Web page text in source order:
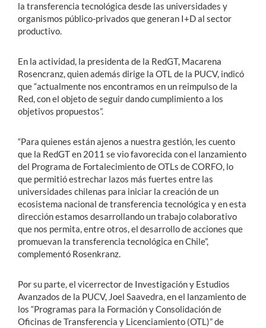
la transferencia tecnológica desde las universidades y
organismos público-privados que generan I+D al sector
productivo.
En la actividad, la presidenta de la RedGT, Macarena
Rosencranz, quien además dirige la OTL de la PUCV, indicó
que “actualmente nos encontramos en un reimpulso de la
Red, con el objeto de seguir dando cumplimiento a los
objetivos propuestos”.
“Para quienes están ajenos a nuestra gestión, les cuento
que la RedGT en 2011 se vio favorecida con el lanzamiento
del Programa de Fortalecimiento de OTLs de CORFO, lo
que permitió estrechar lazos más fuertes entre las
universidades chilenas para iniciar la creación de un
ecosistema nacional de transferencia tecnológica y en esta
dirección estamos desarrollando un trabajo colaborativo
que nos permita, entre otros, el desarrollo de acciones que
promuevan la transferencia tecnológica en Chile”,
complementó Rosenkranz.
Por su parte, el vicerrector de Investigación y Estudios
Avanzados de la PUCV, Joel Saavedra, en el lanzamiento de
los “Programas para la Formación y Consolidación de
Oficinas de Transferencia y Licenciamiento (OTL)” de